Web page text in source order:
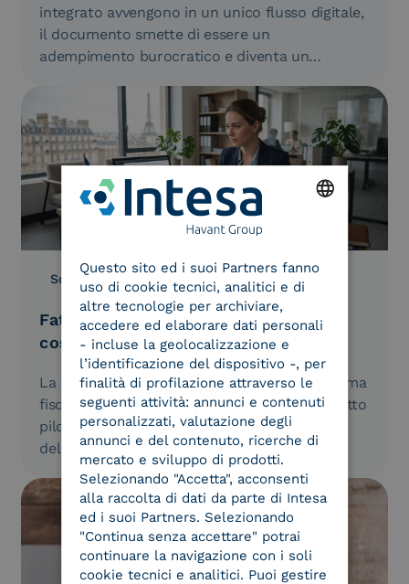
integrato avvengono in un unico flusso digitale,
il documento smette di essere un
adempimento burocratico e diventa un…
Soluzioni 18.03.2026
Fatturazione elettronica in Francia:
cosa cambia dal 1 settembre 2026
La Francia sta rivoluzionando il proprio sistema
fiscale digitale. Con l'avvio ufficiale del progetto
pilota a febbraio 2026, il Ministero
dell’Economia (DGFiP) punta a eliminare…
ITALIAN
Questo sito ed i suoi Partners fanno
uso di cookie tecnici, analitici e di
altre tecnologie per archiviare,
accedere ed elaborare dati personali
- incluse la geolocalizzazione e
l’identificazione del dispositivo -, per
finalità di profilazione attraverso le
seguenti attività: annunci e contenuti
personalizzati, valutazione degli
annunci e del contenuto, ricerche di
mercato e sviluppo di prodotti.
Selezionando "Accetta", acconsenti
alla raccolta di dati da parte di Intesa
ed i suoi Partners. Selezionando
"Continua senza accettare" potrai
continuare la navigazione con i soli
cookie tecnici e analitici. Puoi gestire